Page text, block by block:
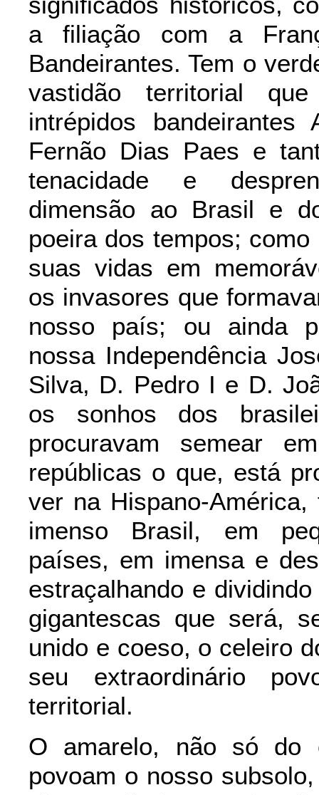
a filiação com a
Bandeirantes. Tem o
vastidão territorial
intrépidos bandeirantes
Fernão Dias Paes e
tenacidade e
dimensão ao Brasil e
poeira dos tempos;
suas vidas em
os invasores que
nosso país; ou ainda
nossa Independência
Silva, D. Pedro I e D.
os sonhos dos
procuravam semear
repúblicas o que, está
ver na Hispano-
imenso Brasil, em
países, em imensa e
estraçalhando e
gigantescas que será,
unido e coeso, o celeiro
seu extraordinário
territorial.
O amarelo, não só do
povoam o nosso